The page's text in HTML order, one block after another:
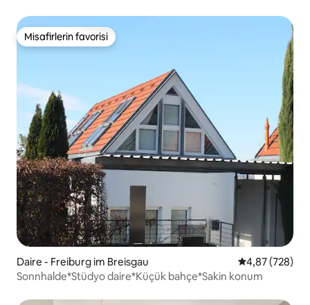
Misafirlerin favorisi
Misafirlerin favorisi
Daire - Freiburg im Breisgau 5 üzerinden
4,87 (728)
Sonnhalde*Stüdyo daire*Küçük bahçe*Sakin konum